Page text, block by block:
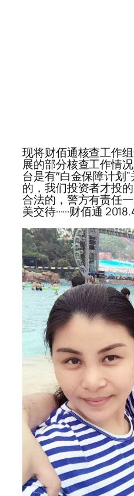
现将财佰通核查工作
展的部分核查工作情况
台是有″白金保障计划
的，我们投资者才投
合法的，警方有责任
美交待······财佰通